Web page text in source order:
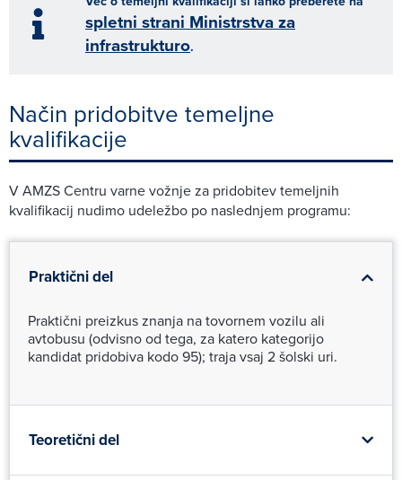
spletni strani Ministrstva za
infrastrukturo.
Način pridobitve temeljne
kvalifikacije
V AMZS Centru varne vožnje za pridobitev temeljnih
kvalifikacij nudimo udeležbo po naslednjem programu:
Praktični del
Praktični preizkus znanja na tovornem vozilu ali
avtobusu (odvisno od tega, za katero kategorijo
kandidat pridobiva kodo 95); traja vsaj 2 šolski uri.
Teoretični del